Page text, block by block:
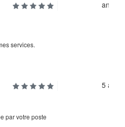
année
services.
5
par votre poste